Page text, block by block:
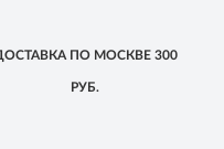
ПО МОСКВЕ300
РУБ.